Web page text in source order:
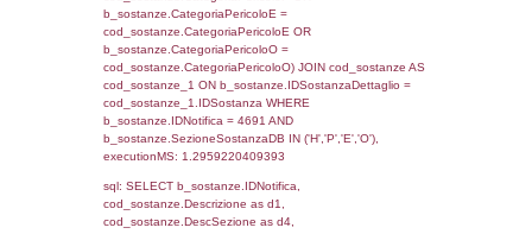
0.019362926483154
sql: SELECT f_territori_limitrofi.Distanza,
f_territori_limitrofi.Direzione,
rofi.DescAltro FROM f_territori_limitrofi